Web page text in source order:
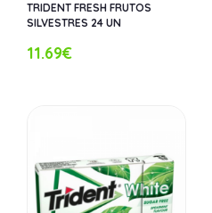
TRIDENT FRESH FRUTOS
SILVESTRES 24 UN
11.69€